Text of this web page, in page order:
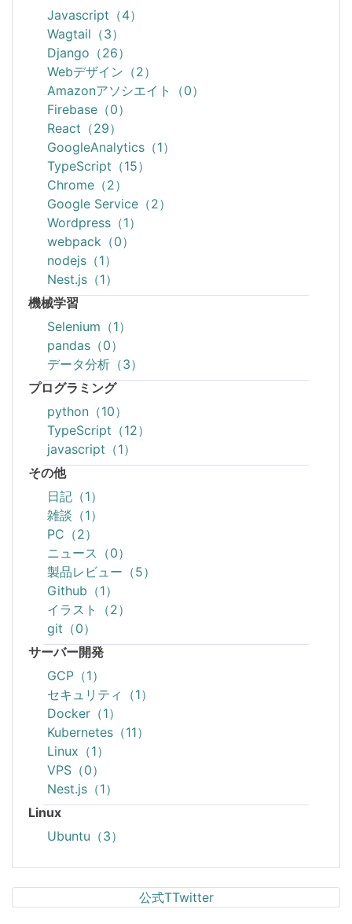
Javascript（4）
Wagtail（3）
Django（26）
Webデザイン（2）
Amazonアソシエイト（0）
Firebase（0）
React（29）
GoogleAnalytics（1）
TypeScript（15）
Chrome（2）
Google Service（2）
Wordpress（1）
webpack（0）
nodejs（1）
Nest.js（1）
機械学習
Selenium（1）
pandas（0）
データ分析（3）
プログラミング
python（10）
TypeScript（12）
javascript（1）
その他
日記（1）
雑談（1）
PC（2）
ニュース（0）
製品レビュー（5）
Github（1）
イラスト（2）
git（0）
サーバー開発
GCP（1）
セキュリティ（1）
Docker（1）
Kubernetes（11）
Linux（1）
VPS（0）
Nest.js（1）
Linux
Ubuntu（3）
公式TTwitter